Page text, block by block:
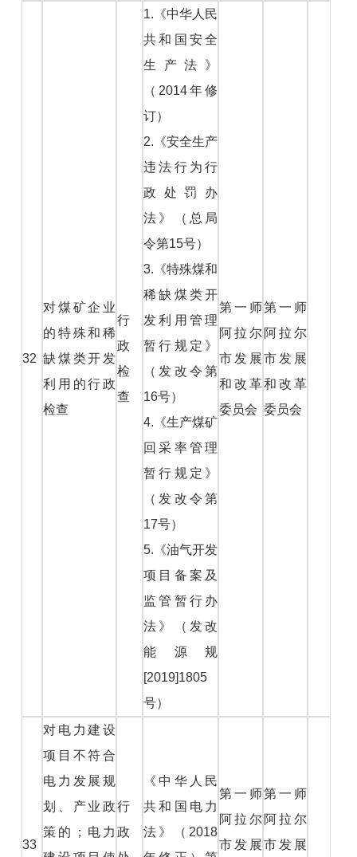
32
对煤矿企业
的特殊和稀
缺煤类开发
利用的行政
检查
行
政
检
查
1.《中华人民
共和国安全
生产法》
（2014年修
订）
2.《安全生产
违法行为行
政处罚办
法》（总局
令第15号）
3.《特殊煤和
稀缺煤类开
发利用管理
暂行规定》
（发改令第
16号）
4.《生产煤矿
回采率管理
暂行规定》
（发改令第
17号）
5.《油气开发
项目备案及
监管暂行办
法》（发改
能源规
[2019]1805
号）
第一师
阿拉尔
市发展
和改革
委员会
第一师
阿拉尔
市发展
和改革
委员会
33
对电力建设
项目不符合
电力发展规
划、产业政
策的；电力
行
政
《中华人民
共和国电力
法》（2018
第一师
阿拉尔
市发展
第一师
阿拉尔
市发展